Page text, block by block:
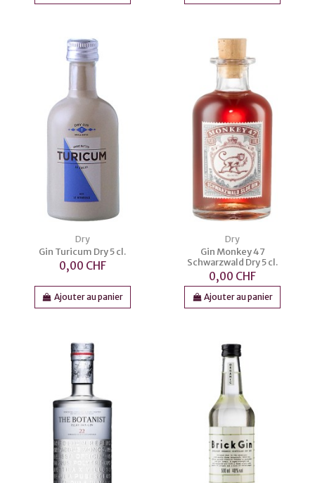
Dry
Gin Turicum Dry 5 cl.
0,00 CHF
Ajouter au panier
Dry
Gin Monkey 47
Schwarzwald Dry 5 cl.
0,00 CHF
Ajouter au panier